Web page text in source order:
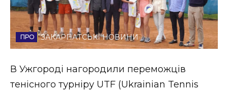
Спорт
Стиль життя
Втрачений Ужгород (відеоверсія)
ЗАКАРПАТСЬКІ НОВИНИ
В Ужгороді нагородили переможців
тенісного турніру UTF (Ukrainian Tennis